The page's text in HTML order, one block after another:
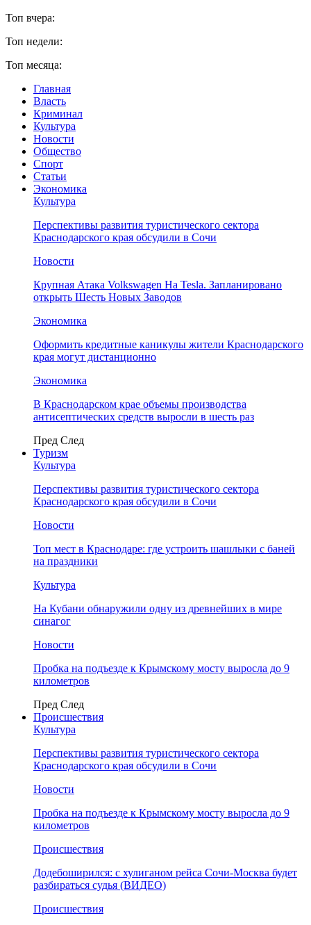
Топ вчера:
Топ недели:
Топ месяца:
Главная
Власть
Криминал
Культура
Новости
Общество
Спорт
Статьи
Экономика
Культура
Перспективы развития туристического сектора
Краснодарского края обсудили в Сочи
Новости
Крупная Атака Volkswagen На Tesla. Запланировано
открыть Шесть Новых Заводов
Экономика
Оформить кредитные каникулы жители Краснодарского
края могут дистанционно
Экономика
В Краснодарском крае объемы производства
антисептических средств выросли в шесть раз
Пред След
Туризм
Культура
Перспективы развития туристического сектора
Краснодарского края обсудили в Сочи
Новости
Топ мест в Краснодаре: где устроить шашлыки с баней
на праздники
Культура
На Кубани обнаружили одну из древнейших в мире
синагог
Новости
Пробка на подъезде к Крымскому мосту выросла до 9
километров
Пред След
Происшествия
Культура
Перспективы развития туристического сектора
Краснодарского края обсудили в Сочи
Новости
Пробка на подъезде к Крымскому мосту выросла до 9
километров
Происшествия
Додебоширился: с хулиганом рейса Сочи-Москва будет
разбираться судья (ВИДЕО)
Происшествия